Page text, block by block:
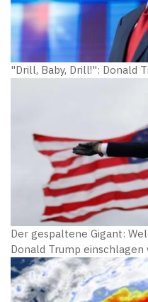
"Drill, Baby, Drill!": Donald
Der gespaltene Gigant:
Donald Trump einschlagen